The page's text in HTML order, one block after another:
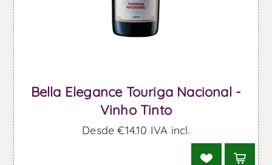
Bella Elegance Touriga Nacional -
Vinho Tinto
Desde €14,10 IVA incl.